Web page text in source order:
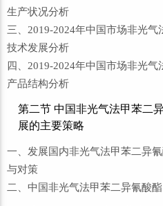
生产状况分析
三、2019-2024年中国市场非光
技术发展分析
四、2019-2024年中国市场非光
产品结构分析
第二节 中国非光气法甲苯二
展的主要策略
一、发展国内非光气法甲苯二异
与对策
二、中国非光气法甲苯二异氰酸